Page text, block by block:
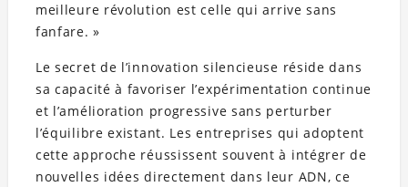
meilleure révolution est celle qui arrive sans
fanfare. »
Le secret de l’innovation silencieuse réside dans
sa capacité à favoriser l’expérimentation continue
et l’amélioration progressive sans perturber
l’équilibre existant. Les entreprises qui adoptent
cette approche réussissent souvent à intégrer de
nouvelles idées directement dans leur ADN, ce